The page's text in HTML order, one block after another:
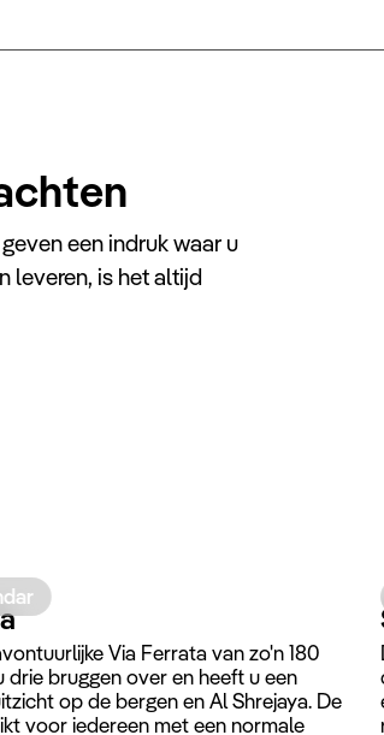
een indruk waar u
leveren, is het altijd
Via Ferrata van zo'n 180
drie bruggen over en heeft u een
op de bergen en Al Shrejaya. De
voor iedereen met een normale